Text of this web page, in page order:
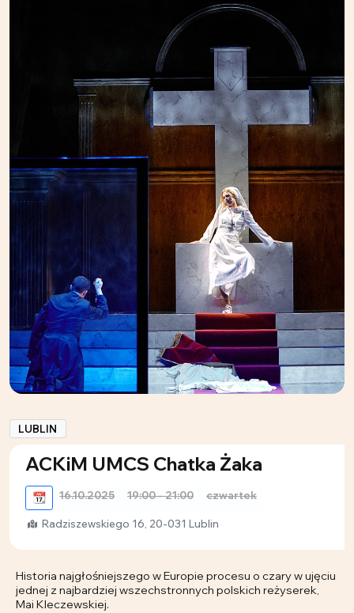
LUBLIN
ACKiM UMCS Chatka Żaka
📆 16.10.2025 19:00 - 21:00 czwartek
Radziszewskiego 16, 20-031 Lublin
Historia najgłośniejszego w Europie procesu o czary w ujęciu
jednej z najbardziej wszechstronnych polskich reżyserek,
Mai Kleczewskiej.